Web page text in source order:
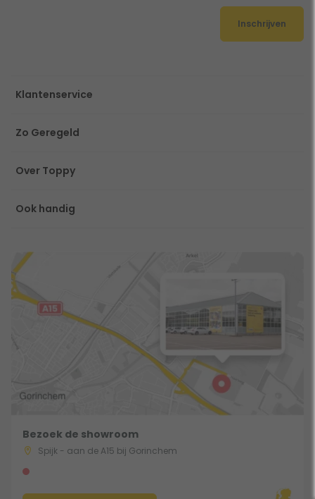
Inschrijven
Klantenservice
Zo Geregeld
Over Toppy
Ook handig
Bezoek de showroom
Spijk - aan de A15 bij Gorinchem